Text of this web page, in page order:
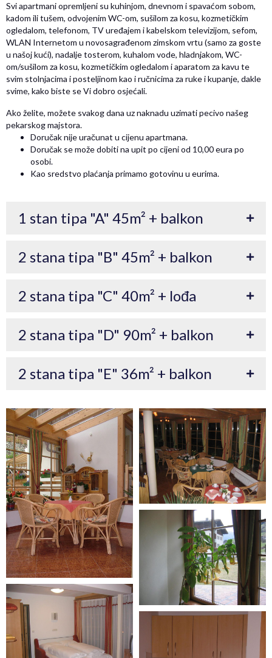
Svi apartmani opremljeni su kuhinjom, dnevnom i spavaćom sobom,
kadom ili tušem, odvojenim WC-om, sušilom za kosu, kozmetičkim
ogledalom, telefonom, TV uređajem i kabelskom televizijom, sefom,
WLAN Internetom u novosagrađenom zimskom vrtu (samo za goste
u našoj kući), nadalje tosterom, kuhalom vode, hladnjakom, WC-
om/sušilom za kosu, kozmetičkim ogledalom i aparatom za kavu te
svim stolnjacima i posteljinom kao i ručnicima za ruke i kupanje, dakle
svime, kako biste se Vi dobro osjećali.
Ako želite, možete svakog dana uz naknadu uzimati pecivo našeg
pekarskog majstora.
Doručak nije uračunat u cijenu apartmana.
Doručak se može dobiti na upit po cijeni od 10,00 eura po
osobi.
Kao sredstvo plaćanja primamo gotovinu u eurima.
1 stan tipa "A" 45m² + balkon
2 stana tipa "B" 45m² + balkon
2 stana tipa "C" 40m² + lođa
2 stana tipa "D" 90m² + balkon
2 stana tipa "E" 36m² + balkon